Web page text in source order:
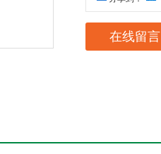
在线留言